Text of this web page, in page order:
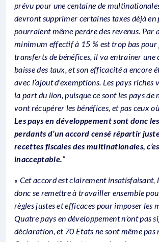
prévu pour une centaine de
devront supprimer certaines taxes déjà en
pourraient même perdre des revenus. Par
minimum effectif à 15 % est trop bas pour
transferts de bénéfices, il va entrainer une
baisse des taux, et son efficacité a encore
avec l’ajout d’exemptions. Les pays riches
la part du lion, puisque ce sont les pays de
vont récupérer les bénéfices, et pas ceux
Les pays en développement sont donc
perdants d’un accord censé répartir
recettes fiscales des multinationales,
inacceptable.”
« Cet accord est clairement insatisfaisant,
donc se remettre à travailler ensemble
règles justes et efficaces pour imposer les
Quatre pays en développement n’ont pas
déclaration, et 70 Etats ne sont même pas